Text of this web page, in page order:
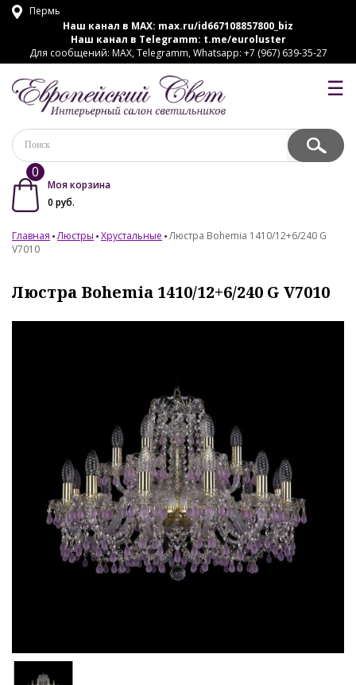
Пермь
Наш канал в MAX: max.ru/id667108857800_biz
Наш канал в Telegramm: t.me/euroluster
Для сообщений: MAX, Telegramm, Whatsapp: +7 (967) 639-35-27
☰
0
Моя корзина
0 руб.
Главная Люстры Хрустальные Люстра Bohemia 1410/12+6/240 G
V7010
Люстра Bohemia 1410/12+6/240 G V7010